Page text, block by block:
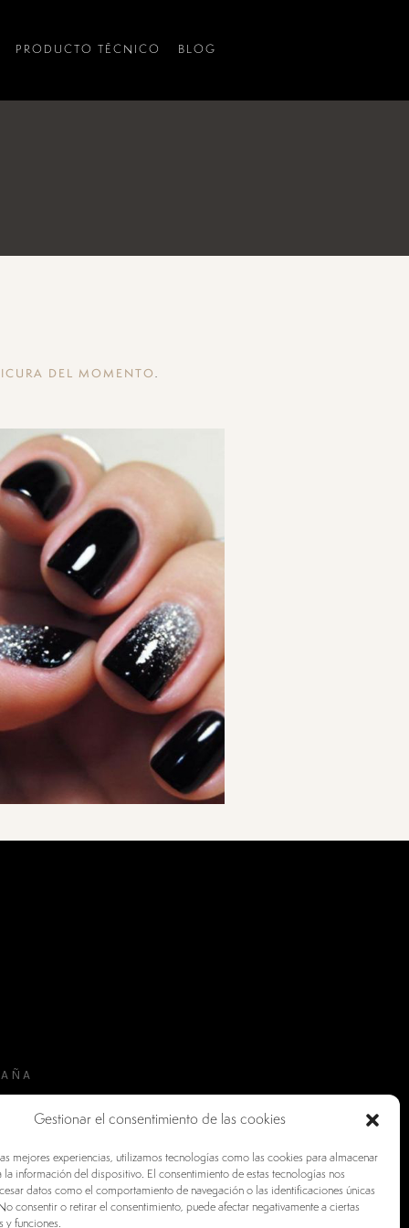
Gestionar el consentimiento de las cookies
mejores experiencias, utilizamos tecnologías como las cookies para almacenar
la información del dispositivo. El consentimiento de estas tecnologías nos
datos como el comportamiento de navegación o las identificaciones únicas
consentir o retirar el consentimiento, puede afectar negativamente a ciertas
y funciones.
PRODUCTO TÉCNICO BLOG
DEL MOMENTO .